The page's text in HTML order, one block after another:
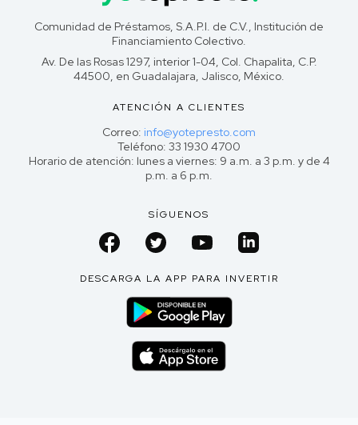
Comunidad de Préstamos, S.A.P.I. de C.V., Institución de
Financiamiento Colectivo.
Av. De las Rosas 1297, interior 1-04, Col. Chapalita, C.P.
44500, en Guadalajara, Jalisco, México.
ATENCIÓN A CLIENTES
Correo: info@yotepresto.com
Teléfono: 33 1930 4700
Horario de atención: lunes a viernes: 9 a.m. a 3 p.m. y de 4
p.m. a 6 p.m.
SÍGUENOS
DESCARGA LA APP PARA INVERTIR